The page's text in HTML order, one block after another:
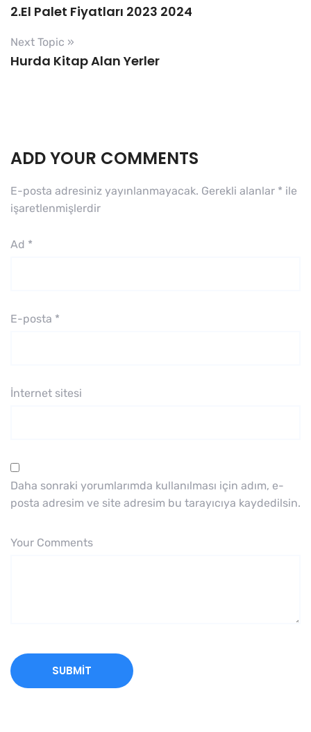
2.El Palet Fiyatları 2023 2024
Next Topic »
Hurda Kitap Alan Yerler
ADD YOUR COMMENTS
E-posta adresiniz yayınlanmayacak. Gerekli alanlar * ile
işaretlenmişlerdir
Ad *
E-posta *
İnternet sitesi
Daha sonraki yorumlarımda kullanılması için adım, e-
posta adresim ve site adresim bu tarayıcıya kaydedilsin.
Your Comments